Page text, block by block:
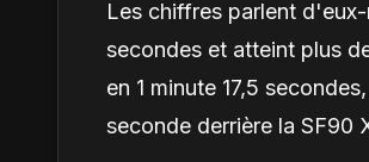
Les chiffres parlent
secondes et atteint plus
en 1 minute 17,5
seconde derrière la SF90